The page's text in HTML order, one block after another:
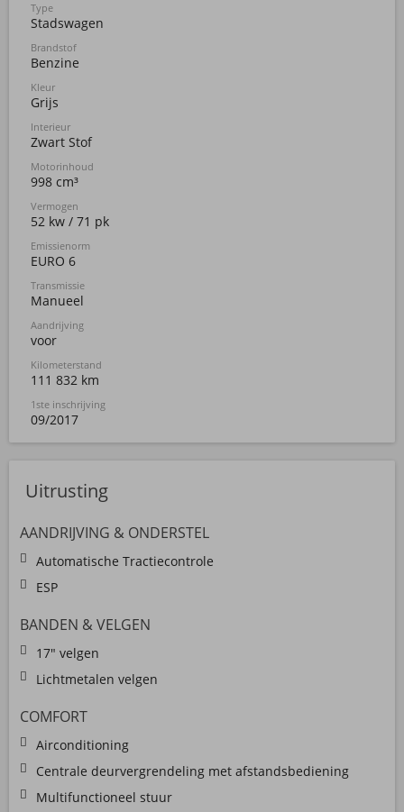
Type
Stadswagen
Brandstof
Benzine
Kleur
Grijs
Interieur
Zwart Stof
Motorinhoud
998 cm³
Vermogen
52 kw / 71 pk
Emissienorm
EURO 6
Transmissie
Manueel
Aandrijving
voor
Kilometerstand
111 832 km
1ste inschrijving
09/2017
Uitrusting
AANDRIJVING & ONDERSTEL
Automatische Tractiecontrole
ESP
BANDEN & VELGEN
17" velgen
Lichtmetalen velgen
COMFORT
Airconditioning
Centrale deurvergrendeling met afstandsbediening
Multifunctioneel stuur